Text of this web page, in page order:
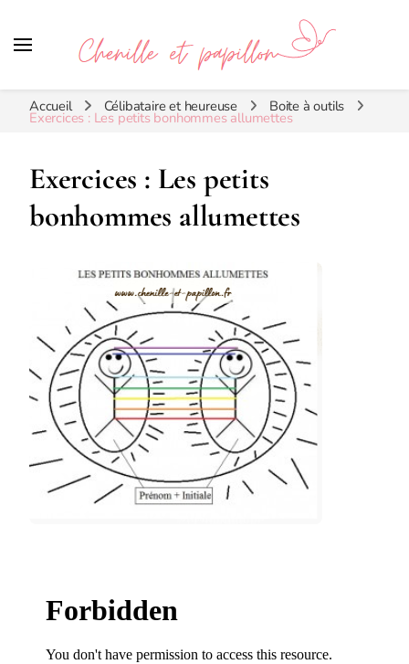
Chenille et papillon
Accueil Célibataire et heureuse Boite à outils
Exercices : Les petits bonhommes allumettes
Exercices : Les petits
bonhommes allumettes